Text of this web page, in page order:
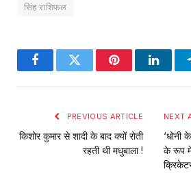
सिंह राशिफल
FacebookTwitter Pinterest
PREVIOUS ARTICLE
किशोर कुमार से शादी के बाद क्यों रोती
रहती थी मधुबाला !
NEXT
‘धोनी
के रूप में